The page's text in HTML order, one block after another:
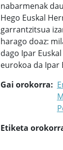
nabarmenak
Hego Euskal
garrantzitsua
harago doaz:
dago Ipar
eurokoa da Ipar
Gai orokorra
Etiketa